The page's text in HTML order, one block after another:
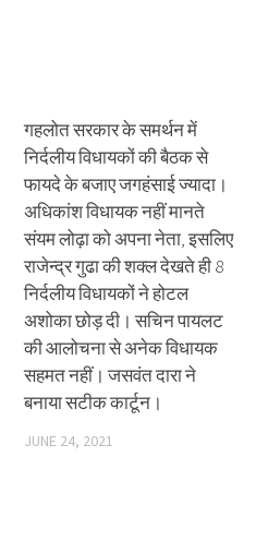
गहलोत सरकार के समर्थन में
निर्दलीय विधायकों की बैठक से
फायदे के बजाए जगहंसाई ज्यादा।
अधिकांश विधायक नहीं मानते
संयम लोढ़ा को अपना नेता, इसलिए
राजेन्द्र गुढा की शक्ल देखते ही 8
निर्दलीय विधायकों ने होटल
अशोका छोड़ दी। सचिन पायलट
की आलोचना से अनेक विधायक
सहमत नहीं। जसवंत दारा ने
बनाया सटीक कार्टून।
JUNE 24, 2021